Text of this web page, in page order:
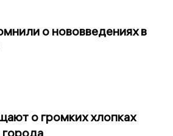
о нововведениях в
о громких хлопках